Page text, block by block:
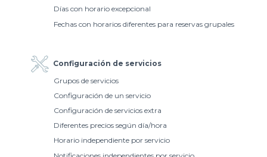
Días con horario excepcional
Fechas con horarios diferentes para reservas grupales
Configuración de servicios
Grupos de servicios
Configuración de un servicio
Configuración de servicios extra
Diferentes precios según día/hora
Horario independiente por servicio
Notificaciones independientes por servicio